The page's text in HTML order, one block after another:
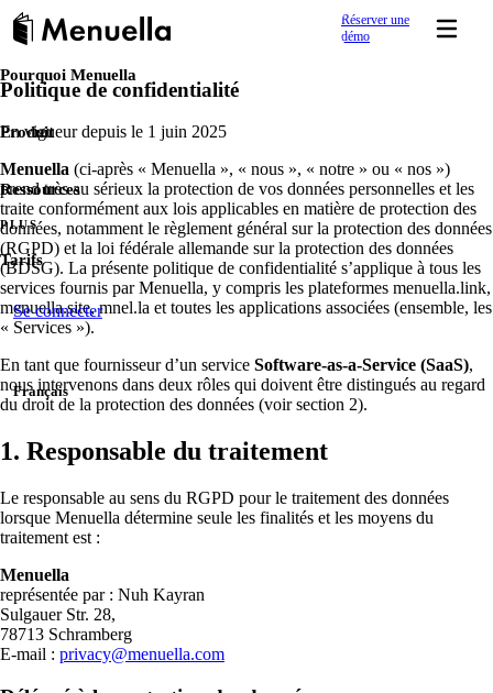
Réserver une
démo
Démarrer vite
PRÉSENCE DIGITALE & VISIBILITÉ
Site web restaurant
Menu en ligne & QR
Une carte digitale professionnelle pour la visibilité—5
site et la commande.
Référencement restaurant
Gagnez en visibilité sur Google local et les recherches
Pages lien
Créez une page lien tout-en-un (type lien en
Liens courts
Créez et mesurez des liens courts de marque pour
Galerie média
Exploitez du stock premium ou importez vos visuels
APPRENDRE
Centre d'aide
Academy
Apprenez avec des tutoriels, cours et articles.
Blog
Articles, conseils et guides sur les menus digitaux.
Food Wiki
Une référence en langage clair sur les plats des menus de
Études de cas
Pourquoi Menuella
Produit
Ressources
PLUS
Tarifs
Se connecter
Français
Politique de confidentialité
En vigueur depuis le 1 juin 2025
Menuella (ci-après « Menuella », « nous », « notre » ou « nos »)
prend très au sérieux la protection de vos données personnelles et les
traite conformément aux lois applicables en matière de protection des
données, notamment le règlement général sur la protection des données
(RGPD) et la loi fédérale allemande sur la protection des données
(BDSG). La présente politique de confidentialité s’applique à tous les
services fournis par Menuella, y compris les plateformes menuella.link,
menuella.site, mnel.la et toutes les applications associées (ensemble, les
« Services »).
En tant que fournisseur d’un service Software-as-a-Service (SaaS),
nous intervenons dans deux rôles qui doivent être distingués au regard
du droit de la protection des données (voir section 2).
1. Responsable du traitement
Le responsable au sens du RGPD pour le traitement des données
lorsque Menuella détermine seule les finalités et les moyens du
traitement est :
Menuella
représentée par : Nuh Kayran
Sulgauer Str. 28,
78713 Schramberg
E-mail : privacy@menuella.com